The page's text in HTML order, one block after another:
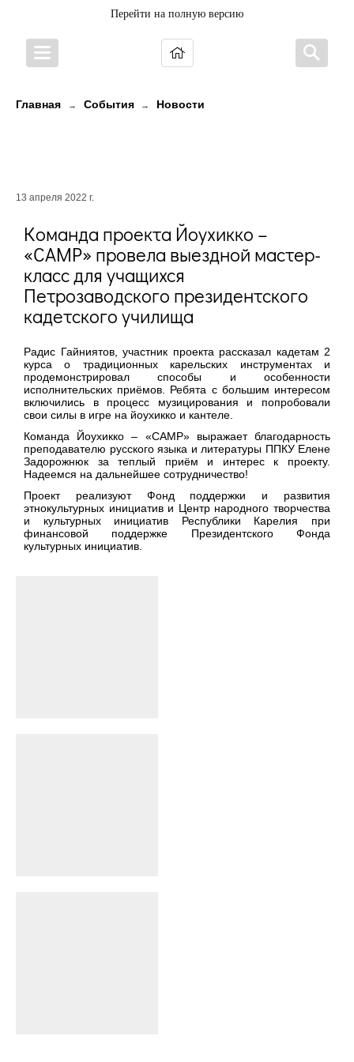
Перейти на полную версию
Главная → События → Новости
13 апреля 2022 г.
Команда проекта Йоухикко –
«CAMP» провела выездной мастер-
класс для учащихся
Петрозаводского президентского
кадетского училища
Радис Гайниятов, участник проекта рассказал кадетам 2
курса о традиционных карельских инструментах и
продемонстрировал способы и особенности
исполнительских приёмов. Ребята с большим интересом
включились в процесс музицирования и попробовали
свои силы в игре на йоухикко и кантеле.
Команда Йоухикко – «CAMP» выражает благодарность
преподавателю русского языка и литературы ППКУ Елене
Задорожнюк за теплый приём и интерес к проекту.
Надеемся на дальнейшее сотрудничество!
Проект реализуют Фонд поддержки и развития
этнокультурных инициатив и Центр народного творчества
и культурных инициатив Республики Карелия при
финансовой поддержке Президентского Фонда
культурных инициатив.